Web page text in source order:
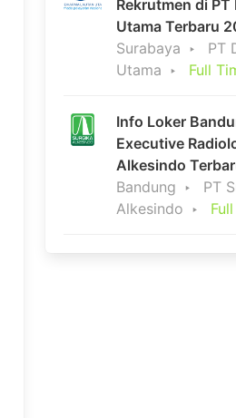
Rekrutmen di
Utama Terbaru
Surabaya
PT
Utama
Full
Info Loker
Executive
Alkesindo
Bandung
PT
Alkesindo